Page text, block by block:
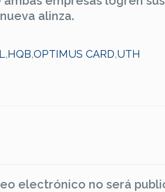
alinza.
,HQB,OPTIMUS CARD,UTH
electrónico no será